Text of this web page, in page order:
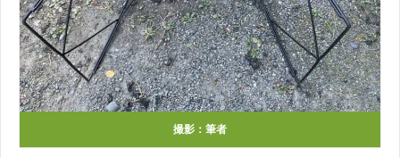
撮影：筆者